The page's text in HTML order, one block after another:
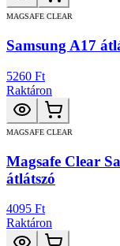
MAGSAFE CLEAR
Samsung A17
5260 Ft
Raktáron
MAGSAFE CLEAR
Magsafe Clear
átlátszó
4095 Ft
Raktáron